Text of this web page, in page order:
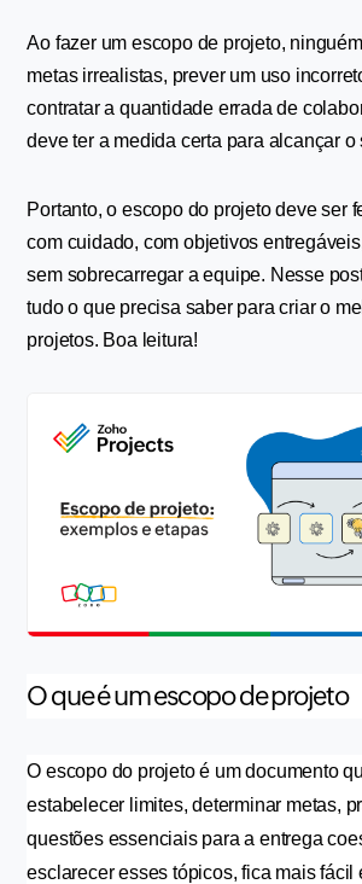
Ao fazer um escopo de projeto,
metas irrealistas, prever um uso
contratar a quantidade errada de
deve ter a medida certa para alcançar o
Portanto, o escopo do projeto deve ser
com cuidado, com objetivos
sem sobrecarregar a equipe. Nesse
tudo o que precisa saber para criar o
projetos. Boa leitura!
O que é um escopo de projeto
O escopo do projeto é um documento
estabelecer limites, determinar metas,
questões essenciais para a entrega
esclarecer esses tópicos, fica mais fácil